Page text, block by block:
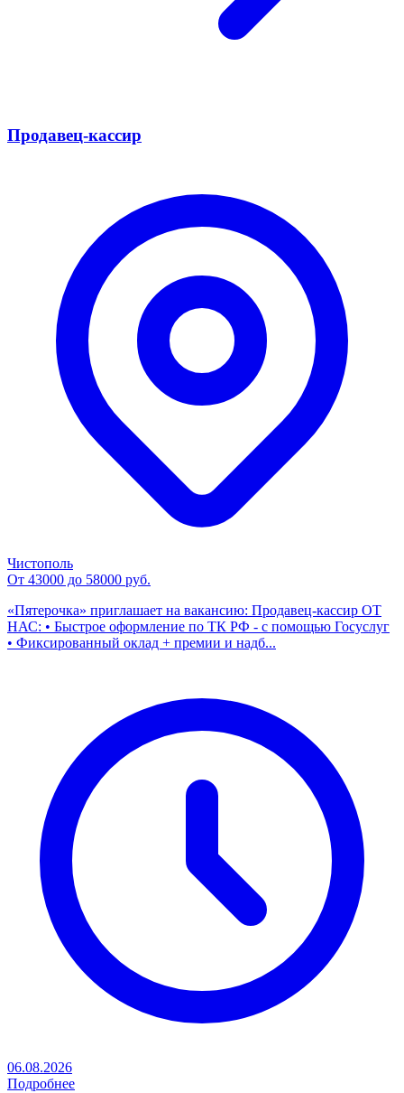
Продавец-кассир
Чистополь
От 43000 до 58000 руб.
«Пятерочка» приглашает на вакансию: Продавец-кассир ОТ
НАС: • Быстрое оформление по ТК РФ - с помощью Госуслуг
• Фиксированный оклад + премии и надб...
06.08.2026
Подробнее